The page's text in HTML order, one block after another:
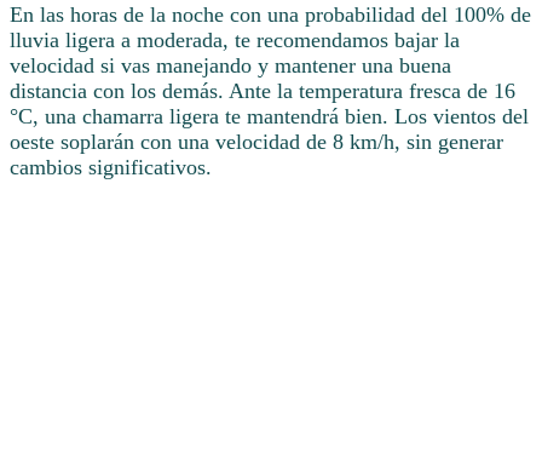
En las horas de la noche con una probabilidad del 100% de
lluvia ligera a moderada, te recomendamos bajar la
velocidad si vas manejando y mantener una buena
distancia con los demás. Ante la temperatura fresca de 16
°C, una chamarra ligera te mantendrá bien. Los vientos del
oeste soplarán con una velocidad de 8 km/h, sin generar
cambios significativos.